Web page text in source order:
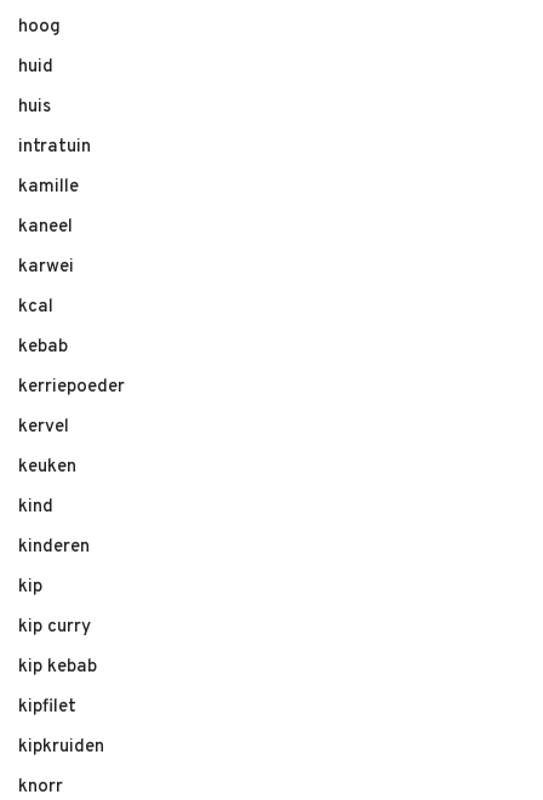
hoog
huid
huis
intratuin
kamille
kaneel
karwei
kcal
kebab
kerriepoeder
kervel
keuken
kind
kinderen
kip
kip curry
kip kebab
kipfilet
kipkruiden
knorr